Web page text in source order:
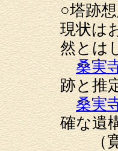
○塔跡
現状は
然とは
桑実
跡と推
桑実
確な遺
（寛政